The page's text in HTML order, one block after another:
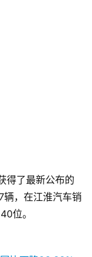
，在江淮汽车销
位。